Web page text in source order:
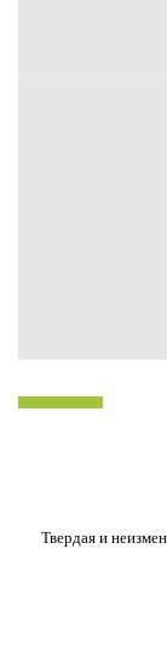
Твердая и